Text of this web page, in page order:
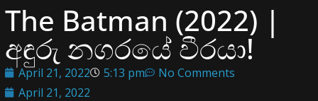
The Batman (2022) |
අඳුරු නගරයේ වීරයා!
April 21, 2022 5:13 pm
No Comments
April 21, 2022